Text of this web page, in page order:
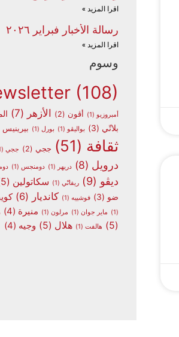
اقرا المزيد »
رسالة الأخبار فبراير ٢٠٢٦
اقرا المزيد »
وسوم
(108)
أمبروزيو (1) أڤون (2) الأزهر (7)
بلاتّي (3) بواليڤو (1) بورل(1) بيرينيس
ثقافة (51) ججي(2) ججي(1)
درويل (8) دريهر (1) دومنجس(1)
ديڤو (9) ريفاتّي(1) سكاتولين (5)
ضو (3) فوشييه(1) كانديار (6)
(1)
ماير جوان(1) مرلون(1) منيرة (4)
(5)
هالفت(1) هلال (5) وجيه (4)